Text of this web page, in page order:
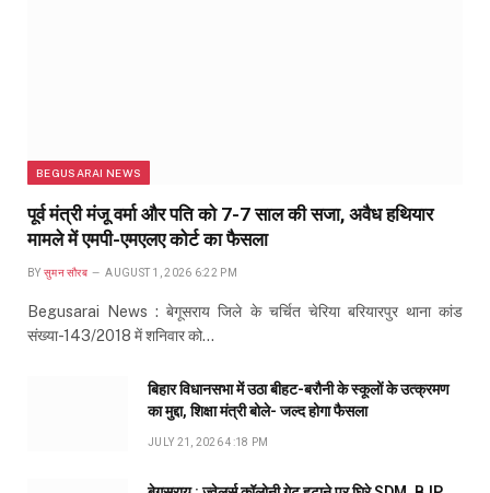
BEGUSARAI NEWS
पूर्व मंत्री मंजू वर्मा और पति को 7-7 साल की सजा, अवैध हथियार
मामले में एमपी-एमएलए कोर्ट का फैसला
BY सुमन सौरब AUGUST 1, 2026 6:22 PM
Begusarai News : बेगूसराय जिले के चर्चित चेरिया बरियारपुर थाना कांड
संख्या-143/2018 में शनिवार को…
बिहार विधानसभा में उठा बीहट-बरौनी के स्कूलों के उत्क्रमण
का मुद्दा, शिक्षा मंत्री बोले- जल्द होगा फैसला
JULY 21, 2026 4:18 PM